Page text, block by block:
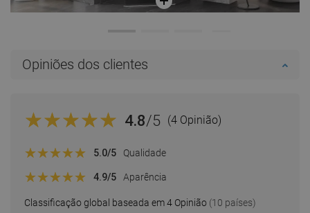
Opiniões dos clientes
4.8/5 (4 Opinião)
Classificação global baseada em 4 Opinião (10 países)
5.0/5 Qualidade
4.9/5 Aparência